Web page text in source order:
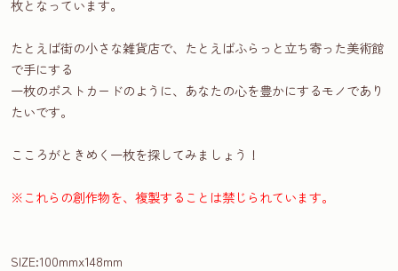
枚となっています。
たとえば街の小さな雑貨店で、たとえばふらっと立ち寄った美術館
で手にする
一枚のポストカードのように、あなたの心を豊かにするモノであり
たいです。
こころがときめく一枚を探してみましょう！
※これらの創作物を、複製することは禁じられています。
SIZE:100mmx148mm